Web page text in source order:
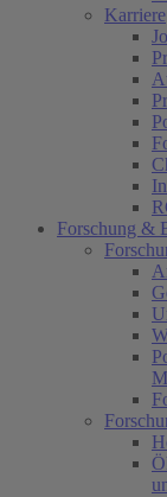
Karriere
Forschung &